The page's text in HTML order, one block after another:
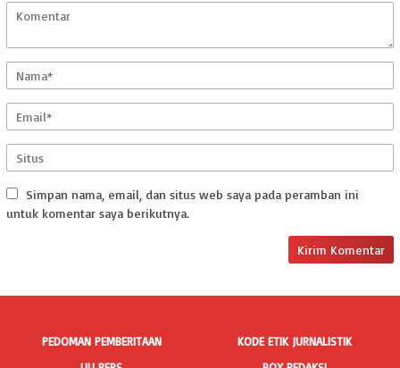
Simpan nama, email, dan situs web saya pada peramban ini
untuk komentar saya berikutnya.
PEDOMAN PEMBERITAAN
KODE ETIK JURNALISTIK